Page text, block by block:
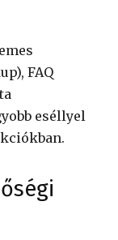
FAQ
eséllyel